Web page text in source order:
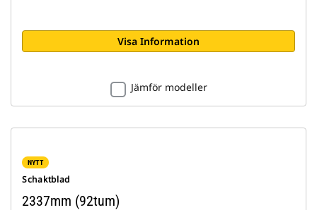
Visa Information
Jämför modeller
NYTT
Schaktblad
2337mm (92tum)